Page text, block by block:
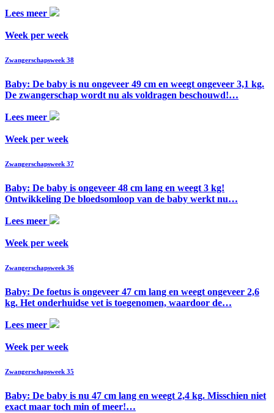
Lees meer
Week per week
Zwangerschapsweek 38
Baby: De baby is nu ongeveer 49 cm en weegt ongeveer 3,1 kg.
De zwangerschap wordt nu als voldragen beschouwd!…
Lees meer
Week per week
Zwangerschapsweek 37
Baby: De baby is ongeveer 48 cm lang en weegt 3 kg!
Ontwikkeling De bloedsomloop van de baby werkt nu…
Lees meer
Week per week
Zwangerschapsweek 36
Baby: De foetus is ongeveer 47 cm lang en weegt ongeveer 2,6
kg. Het onderhuidse vet is toegenomen, waardoor de…
Lees meer
Week per week
Zwangerschapsweek 35
Baby: De baby is nu 47 cm lang en weegt 2,4 kg. Misschien niet
exact maar toch min of meer!…